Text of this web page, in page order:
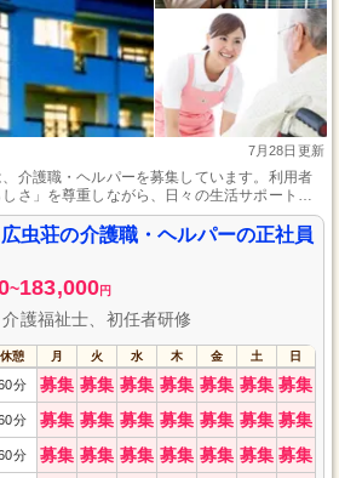
7月28日更新
介護職・ヘルパーを募集しています。利用者
さ」を尊重しながら、日々の生活サポートを
送っていただける環境作りに励んでいます。
績も豊富で、個々のライフステージに合わせた
虫荘の介護職・ヘルパーの正社員
~183,000円
護福祉士、初任者研修
休憩 月 火 水 木 金 土 日
分 募集 募集 募集 募集 募集 募集 募集
分 募集 募集 募集 募集 募集 募集 募集
分 募集 募集 募集 募集 募集 募集 募集